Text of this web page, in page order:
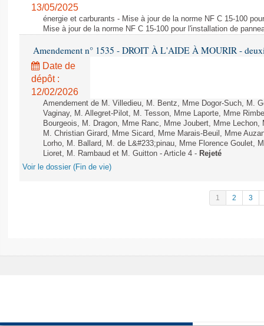
13/05/2025
énergie et carburants - Mise à jour de la norme NF C 15-100
Mise à jour de la norme NF C 15-100 pour l'installation de
Amendement n° 1535 - DROIT À L'AIDE À MOURIR -
Date de
dépôt :
12/02/2026
Amendement de M. Villedieu, M. Bentz, Mme Dogor-Such, M.
Vaginay, M. Allegret-Pilot, M. Tesson, Mme Laporte, Mme
Bourgeois, M. Dragon, Mme Ranc, Mme Joubert, Mme
M. Christian Girard, Mme Sicard, Mme Marais-Beuil, Mme
Lorho, M. Ballard, M. de L&#233;pinau, Mme Florence Goulet,
Lioret, M. Rambaud et M. Guitton - Article 4 - Rejeté
Voir le dossier (Fin de vie)
1 2 3